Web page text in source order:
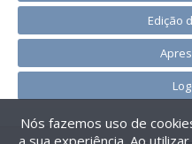
Edição
Nós fazemos uso de
a sua experiência. Ao